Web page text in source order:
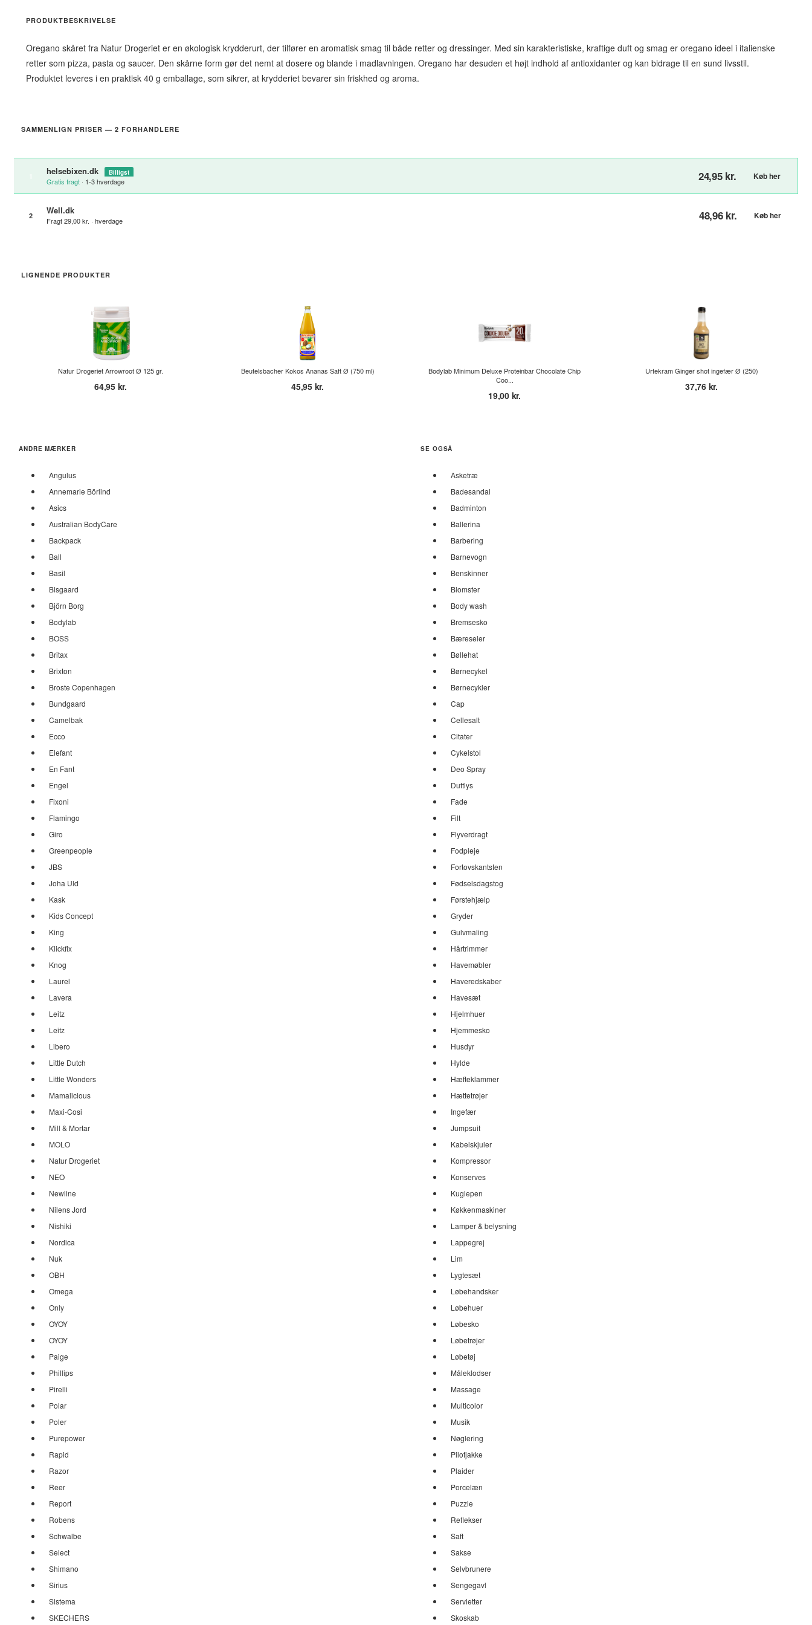
PRODUKTBESKRIVELSE
Oregano skåret fra Natur Drogeriet er en økologisk krydderurt, der tilfører en aromatisk smag til både retter og dressinger. Med sin karakteristiske, kraftige duft og smag er oregano ideel i italienske
retter som pizza, pasta og saucer. Den skårne form gør det nemt at dosere og blande i madlavningen. Oregano har desuden et højt indhold af antioxidanter og kan bidrage til en sund livsstil.
Produktet leveres i en praktisk 40 g emballage, som sikrer, at krydderiet bevarer sin friskhed og aroma.
SAMMENLIGN PRISER — 2 FORHANDLERE
helsebixen.dk Billigst
Gratis fragt · 1-3 hverdage 24,95 kr. Køb her
2 Well.dk
Fragt 29,00 kr. · hverdage 48,96 kr. Køb her
LIGNENDE PRODUKTER
Natur Drogeriet Arrowroot Ø 125 gr.
64,95 kr.
Beutelsbacher Kokos Ananas Saft Ø (750 ml)
45,95 kr.
Bodylab Minimum Deluxe Proteinbar Chocolate Chip
Coo...
19,00 kr.
Urtekram Ginger shot ingefær Ø (250)
37,76 kr.
ANDRE MÆRKER
Angulus
Annemarie Börlind
Asics
Australian BodyCare
Backpack
Ball
Basil
Bisgaard
Björn Borg
Bodylab
BOSS
Britax
Brixton
Broste Copenhagen
Bundgaard
Camelbak
Ecco
Elefant
En Fant
Engel
Fixoni
Flamingo
Giro
Greenpeople
JBS
Joha Uld
Kask
Kids Concept
King
Klickfix
Knog
Laurel
Lavera
Leitz
Leitz
Libero
Little Dutch
Little Wonders
Mamalicious
Maxi-Cosi
Mill & Mortar
MOLO
Natur Drogeriet
NEO
Newline
Nilens Jord
Nishiki
Nordica
Nuk
OBH
Omega
Only
OYOY
OYOY
Paige
Phillips
Pirelli
Polar
Poler
Purepower
Rapid
Razor
Reer
Report
Robens
Schwalbe
Select
Shimano
Sirius
Sistema
SKECHERS
SE OGSÅ
Asketræ
Badesandal
Badminton
Ballerina
Barbering
Barnevogn
Benskinner
Blomster
Body wash
Bremsesko
Bæreseler
Bøllehat
Børnecykel
Børnecykler
Cap
Cellesalt
Citater
Cykelstol
Deo Spray
Duftlys
Fade
Filt
Flyverdragt
Fodpleje
Fortovskantsten
Fødselsdagstog
Førstehjælp
Gryder
Gulvmaling
Hårtrimmer
Havemøbler
Haveredskaber
Havesæt
Hjelmhuer
Hjemmesko
Husdyr
Hylde
Hæfteklammer
Hættetrøjer
Ingefær
Jumpsuit
Kabelskjuler
Kompressor
Konserves
Kuglepen
Køkkenmaskiner
Lamper & belysning
Lappegrej
Lim
Lygtesæt
Løbehandsker
Løbehuer
Løbesko
Løbetrøjer
Løbetøj
Måleklodser
Massage
Multicolor
Musik
Nøglering
Pilotjakke
Plaider
Porcelæn
Puzzle
Reflekser
Saft
Sakse
Selvbrunere
Sengegavl
Servietter
Skoskab